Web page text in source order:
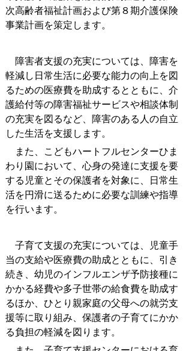
次高齢者福祉計画および第８期介護保険
事業計画を策定します。
障害者支援の充実については、障害を
軽減し日常生活に必要な能力の向上を図
るための医療費を助成するとともに、介
護給付等の障害福祉サービスや相談体制
の充実を図るなど、障害のある人の自立
した生活を支援します。
また、こどもハートフルセンターひま
わり園において、心身の発達に支援を要
する児童とその保護者を対象に、日常生
活を円滑に送るために必要な訓練や指導
を行います。
子育て支援の充実については、児童手
当の支給や医療費の助成とともに、引き
続き、幼児のインフルエンザ予防接種に
かかる経費や多子世帯の給食費を助成す
るほか、ひとり親家庭の父母への就労支
援等に取り組み、保護者の子育てにかか
る負担の軽減を図ります。